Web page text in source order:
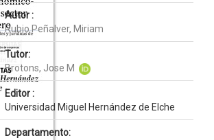
Autor :
Rubio Peñalver, Miriam
Tutor:
Brotons, Jose M
Editor :
Universidad Miguel Hernández de Elche
Departamento: